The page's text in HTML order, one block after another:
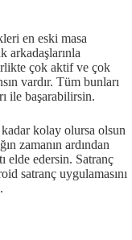
en eski masa
arkadaşlarınla
çok aktif ve çok
vardır. Tüm bunları
ile başarabilirsin.
kolay olursa olsun
zamanın ardından
elde edersin. Satranç
satranç uygulamasını